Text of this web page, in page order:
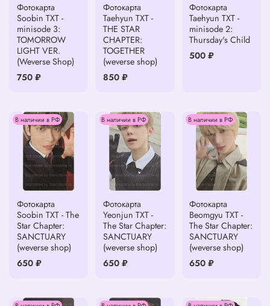
Фотокарта
Soobin TXT -
minisode 3:
TOMORROW
LIGHT VER.
(Weverse Shop)
750 ₽
Фотокарта
Taehyun TXT -
THE STAR
CHAPTER:
TOGETHER
(weverse shop)
850 ₽
Фотокарта
Taehyun TXT -
minisode 2:
Thursday's Child
500 ₽
В наличии в РФ
Фотокарта
Soobin TXT - The
Star Chapter:
SANCTUARY
(weverse shop)
650 ₽
В наличии в РФ
Фотокарта
Yeonjun TXT -
The Star Chapter:
SANCTUARY
(weverse shop)
650 ₽
В наличии в РФ
Фотокарта
Beomgyu TXT -
The Star Chapter:
SANCTUARY
(weverse shop)
650 ₽